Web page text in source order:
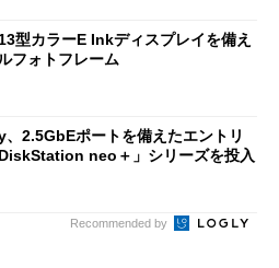
型カラーE Inkディスプレイを備え
フォトフレーム
2.5GbEポートを備えたエントリ
neo＋」シリーズを投入
Recommended by